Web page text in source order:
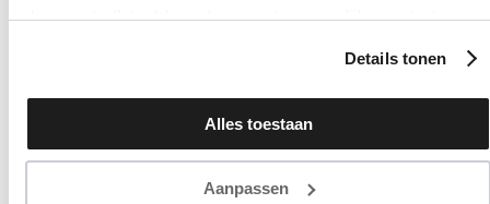
daarvan te (laten) benaderen met persoonlijke content en
instemt. Zelf instellen kan ook via ‘Instellingen’. Zie ook onze
‘privacyverklaring’.
Details tonen
Alles toestaan
Aanpassen